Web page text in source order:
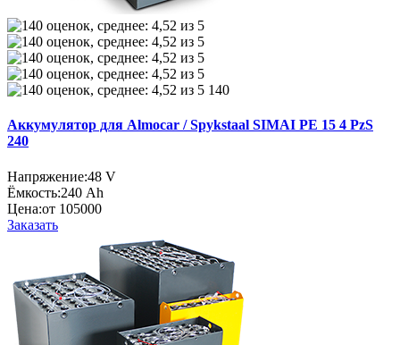
140
Аккумулятор для Almocar / Spykstaal SIMAI PE 15 4 PzS
240
Напряжение:48 V
Ёмкость:240 Ah
Цена:от 105000
Заказать